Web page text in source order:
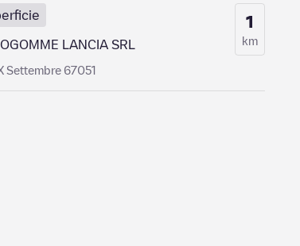
LANCIA SRL
Settembre 67051
1
km